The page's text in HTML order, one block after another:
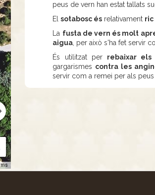
peus de vern han estat tallats
Elsotabosc és relativament ric
La fusta de vern és molt
aigua , per això s'ha fet servir
És utilitzat per rebaixar
gargarismes contra les
servir com a remei per als peus